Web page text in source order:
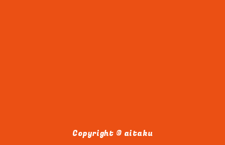
Copyright © aitaku